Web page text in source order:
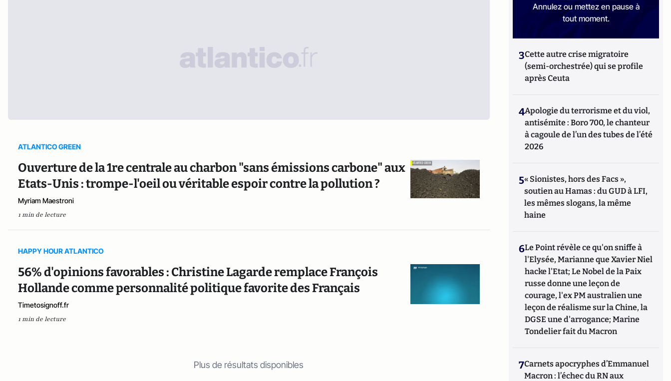
ATLANTICO GREEN
Ouverture de la 1re centrale au charbon "sans émissions carbone" aux
Etats-Unis : trompe-l'oeil ou véritable espoir contre la pollution ?
Myriam Maestroni
1 min de lecture
HAPPY HOUR ATLANTICO
56% d'opinions favorables : Christine Lagarde remplace François
Hollande comme personnalité politique favorite des Français
Timetosignoff.fr
1 min de lecture
Plus de résultats disponibles
Annulez ou mettez en pause à
tout moment.
3Cette autre crise migratoire
(semi-orchestrée) qui se profile
après Ceuta
4Apologie du terrorisme et du viol,
antisémite : Boro 700, le chanteur
à cagoule de l’un des tubes de l’été
2026
5« Sionistes, hors des Facs »,
soutien au Hamas : du GUD à LFI,
les mêmes slogans, la même
haine
6Le Point révèle ce qu'on sniffe à
l'Elysée, Marianne que Xavier Niel
hacke l'Etat; Le Nobel de la Paix
russe donne une leçon de
courage, l'ex PM australien une
leçon de réalisme sur la Chine, la
DGSE une d'arrogance; Marine
Tondelier fait du Macron
7Carnets apocryphes d’Emmanuel
Macron : l’échec du RN aux